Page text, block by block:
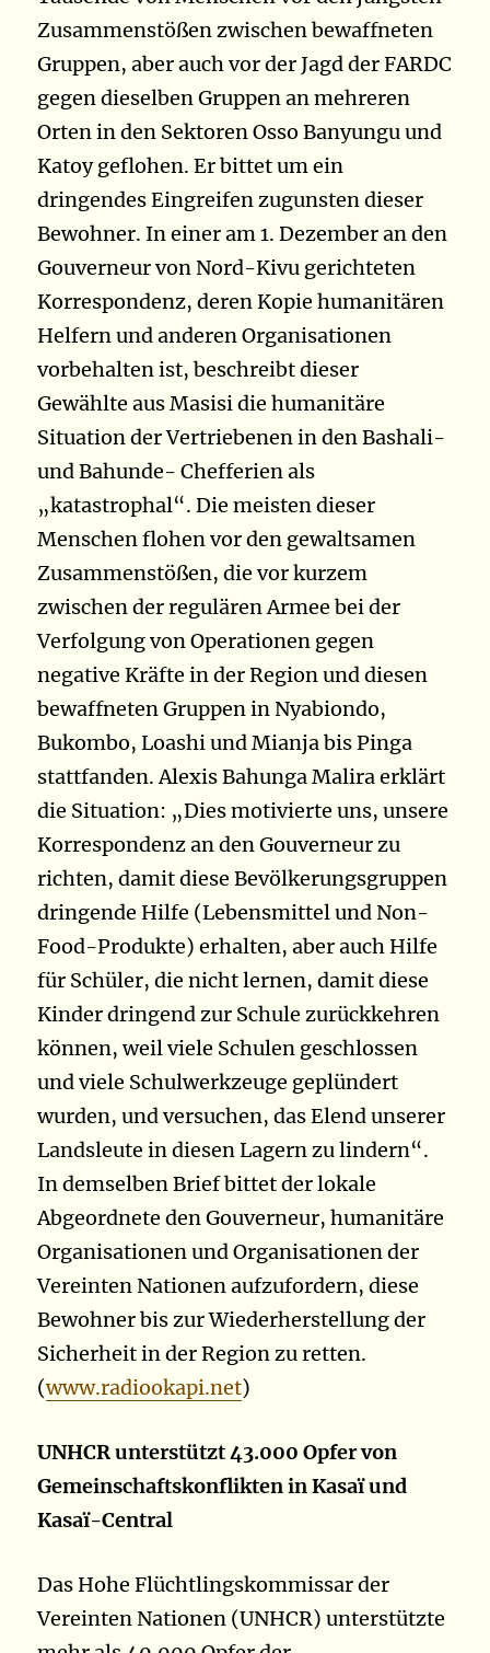
Zusammenstößen zwischen bewaffneten
Gruppen, aber auch vor der Jagd der FARDC
gegen dieselben Gruppen an mehreren
Orten in den Sektoren Osso Banyungu und
Katoy geflohen. Er bittet um ein
dringendes Eingreifen zugunsten dieser
Bewohner. In einer am 1. Dezember an den
Gouverneur von Nord-Kivu gerichteten
Korrespondenz, deren Kopie humanitären
Helfern und anderen Organisationen
vorbehalten ist, beschreibt dieser
Gewählte aus Masisi die humanitäre
Situation der Vertriebenen in den Bashali-
und Bahunde- Chefferien als
„katastrophal“. Die meisten dieser
Menschen flohen vor den gewaltsamen
Zusammenstößen, die vor kurzem
zwischen der regulären Armee bei der
Verfolgung von Operationen gegen
negative Kräfte in der Region und diesen
bewaffneten Gruppen in Nyabiondo,
Bukombo, Loashi und Mianja bis Pinga
stattfanden. Alexis Bahunga Malira erklärt
die Situation: „Dies motivierte uns, unsere
Korrespondenz an den Gouverneur zu
richten, damit diese Bevölkerungsgruppen
dringende Hilfe (Lebensmittel und Non-
Food-Produkte) erhalten, aber auch Hilfe
für Schüler, die nicht lernen, damit diese
Kinder dringend zur Schule zurückkehren
können, weil viele Schulen geschlossen
und viele Schulwerkzeuge geplündert
wurden, und versuchen, das Elend unserer
Landsleute in diesen Lagern zu lindern“.
In demselben Brief bittet der lokale
Abgeordnete den Gouverneur, humanitäre
Organisationen und Organisationen der
Vereinten Nationen aufzufordern, diese
Bewohner bis zur Wiederherstellung der
Sicherheit in der Region zu retten.
(www.radiookapi.net)
UNHCR unterstützt 43.000 Opfer von
Gemeinschaftskonflikten in Kasaï und
Kasaï-Central
Das Hohe Flüchtlingskommissar der
Vereinten Nationen (UNHCR) unterstützte